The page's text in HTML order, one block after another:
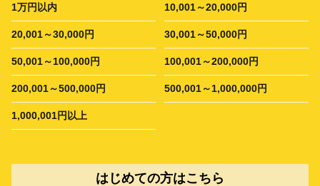
1万円以内 10,001～20,000円
20,001～30,000円 30,001～50,000円
50,001～100,000円 100,001～200,000円
200,001～500,000円 500,001～1,000,000円
1,000,001円以上
はじめての方はこちら